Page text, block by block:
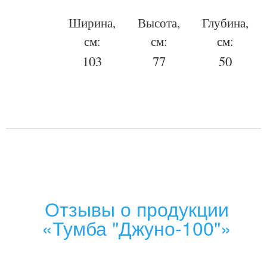
Ширина,
см:
103
Высота,
см:
77
Глубина,
см:
50
Отзывы о продукции
«Тумба "Джуно-100"»